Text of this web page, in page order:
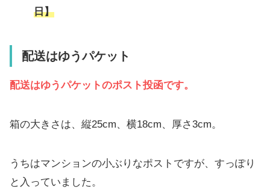
日】
配送はゆうパケット
配送はゆうパケットのポスト投函です。
箱の大きさは、縦25cm、横18cm、厚さ3cm。
うちはマンションの小ぶりなポストですが、すっぽり
と入っていました。